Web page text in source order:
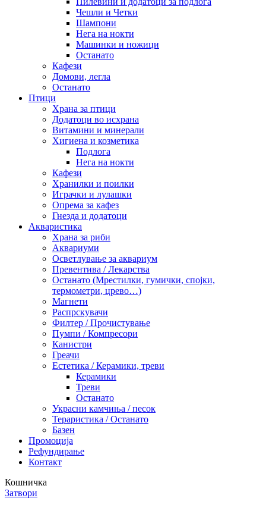
Чешли и Четки
Шампони
Нега на нокти
Машинки и ножици
Останато
Кафези
Домови, легла
Останато
Птици
Храна за птици
Додатоци во исхрана
Витамини и минерали
Хигиена и козметика
Подлога
Нега на нокти
Кафези
Хранилки и поилки
Играчки и лулашки
Опрема за кафез
Гнезда и додатоци
Акваристика
Храна за риби
Аквариуми
Осветлување за аквариум
Превентива / Лекарства
Останато (Мрестилки, гумички, спојки,
термометри, црево…)
Магнети
Распрскувачи
Филтер / Прочистување
Пумпи / Компресори
Канистри
Греачи
Естетика / Керамики, треви
Керамики
Треви
Останато
Украсни камчиња / песок
Тераристика / Останато
Базен
Промоција
Рефундирање
Контакт
Кошничка
Затвори